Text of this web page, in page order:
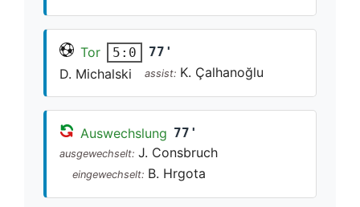
Tor 5:0 77'
D. Michalski assist: K. Çalhanoğlu
Auswechslung 77'
ausgewechselt: J. Consbruch
eingewechselt: B. Hrgota